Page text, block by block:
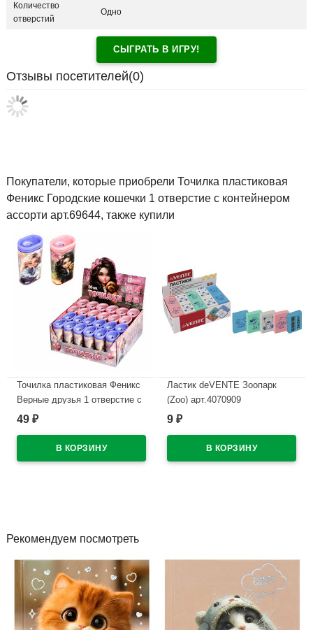
Количество
отверстий
Одно
СЫГРАТЬ В ИГРУ!
Отзывы посетителей(0)
Покупатели, которые приобрели Точилка пластиковая
Феникс Городские кошечки 1 отверстие с контейнером
ассорти арт.69644, также купили
Точилка пластиковая Феникс
Верные друзья 1 отверстие с
контейнером ассорти
49 ₽
Ластик deVENTE Зоопарк
(Zoo) арт.4070909
9 ₽
Рекомендуем посмотреть